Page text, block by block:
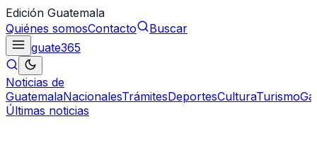
Edición Guatemala
Quiénes somosContacto
Buscar
guate365
Noticias de
GuatemalaNacionalesTrámitesDeportesCulturaTurismo
Últimas noticias